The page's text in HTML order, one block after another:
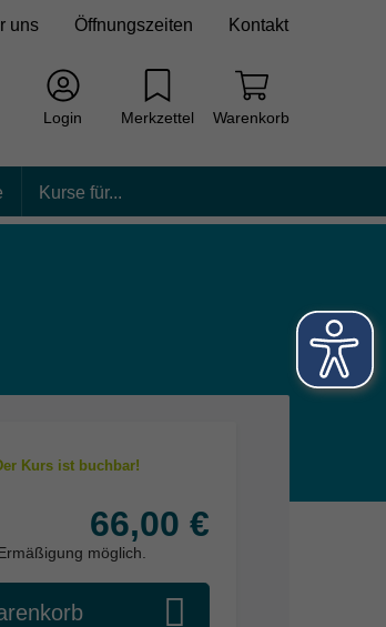
uns Öffnungszeiten Kontakt
Login Merkzettel Warenkorb
Kurse für...
66,00 €
möglich.